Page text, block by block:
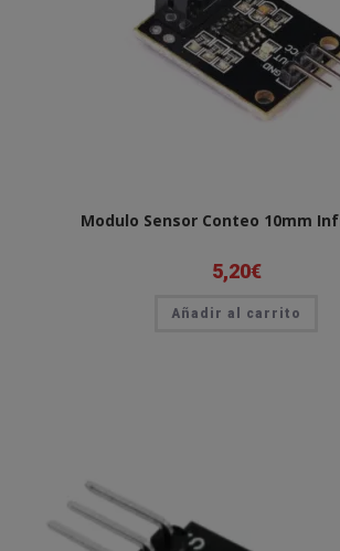
Modulo Sensor Conteo 10mm
5,20€
Añadir al carrito